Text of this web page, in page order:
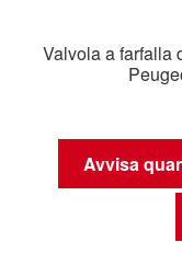
Valvola a farfalla
Avvisa